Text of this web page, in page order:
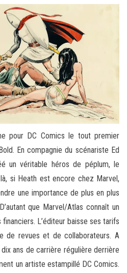
pour DC Comics le tout premier
En compagnie du scénariste Ed
un véritable héros de péplum, le
si Heath est encore chez Marvel,
une importance de plus en plus
que Marvel/Atlas connaît un
L’éditeur baisse ses tarifs
de revues et de collaborateurs. A
ans de carrière régulière derrière
un artiste estampillé DC Comics.